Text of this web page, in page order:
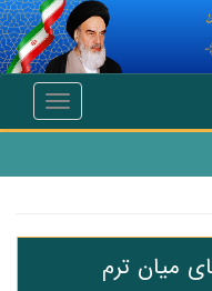
Toggle
میان ترم